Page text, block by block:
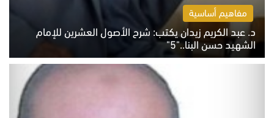
مفاهيم أساسية
د. عبد الكريم زيدان يكتب: شرح الأصول العشرين للإمام
الشهيد حسن البنا.."5"
السبت 8 أغسطس 2026 10:46 ص